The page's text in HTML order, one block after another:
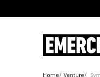
Home Venture